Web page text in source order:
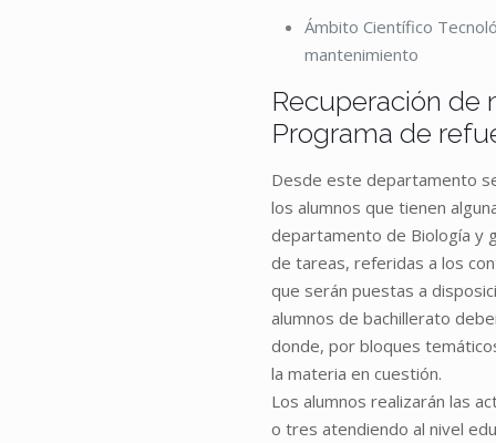
Ámbito Científico
mantenimiento
Recuperación de
Programa de
Desde este departamento
los alumnos que tienen
departamento de Biología y
de tareas, referidas a los
que serán puestas a
alumnos de bachillerato
donde, por bloques
la materia en cuestión.
Los alumnos realizarán las
o tres atendiendo al nivel